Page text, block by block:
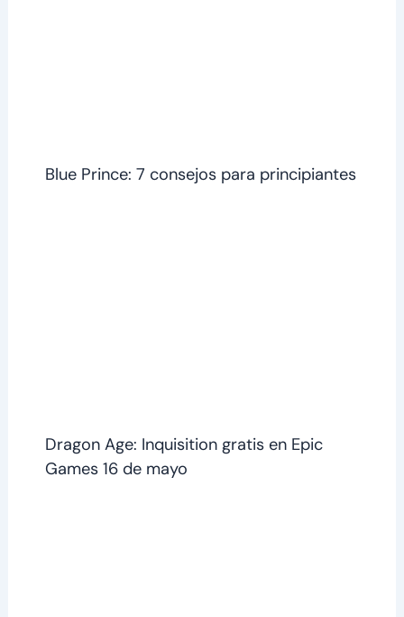
Blue Prince: 7 consejos para principiantes
Dragon Age: Inquisition gratis en Epic
Games 16 de mayo